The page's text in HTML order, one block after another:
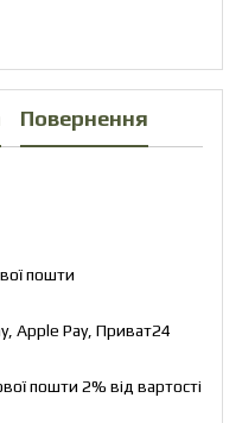
Повернення
пошти
Apple Pay, Приват24
пошти 2% від вартості